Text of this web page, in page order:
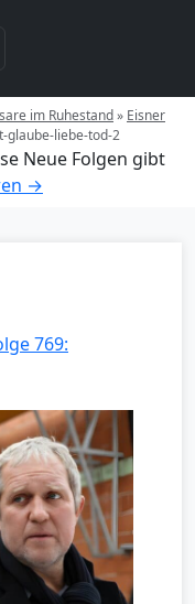
im Ruhestand» Eisner
glaube-liebe-tod-2
Neue Folgen gibt
→
769: